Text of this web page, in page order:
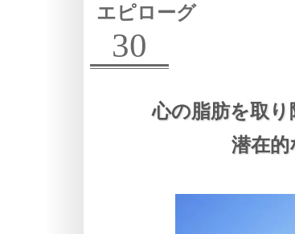
エピローグ
30
心の脂肪を取り
潜在的